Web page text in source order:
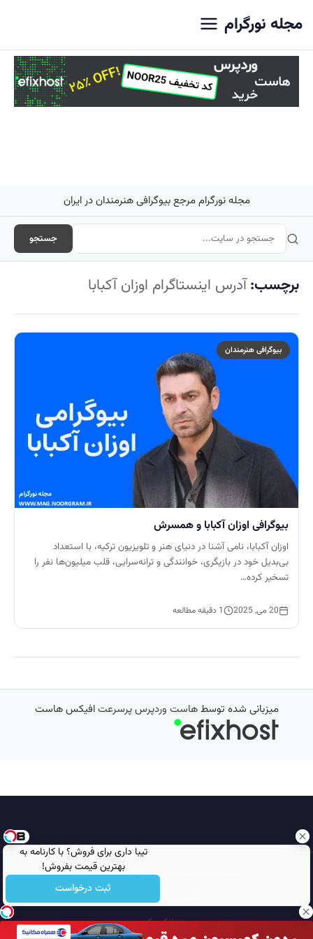
تیبا داری برای فروش؟ با کارنامه به
بهترین قیمت بفروش!
ثبت درخواست
مجله نورگرام
مجله نورگرام مرجع بیوگرافی هنرمندان در ایران
جستجو
برچسب:آدرس اینستاگرام اوزان آکبابا
بیوگرافی هنرمندان
بیوگرافی اوزان آکبابا و همسرش
اوزان آکبابا، نامی آشنا در دنیای هنر و تلویزیون ترکیه، با استعداد
بی‌بدیل خود در بازیگری، خوانندگی و ترانه‌سرایی، قلب میلیون‌ها نفر را
تسخیر کرده…
20 می, 2025 1 دقیقه مطالعه
میزبانی شده توسطهاست وردپرس پرسرعتافیکس هاست
تمامی حقوق محفوظ است © 2026
مجله نورگرام
انجمن نورگرام
بانک عکس